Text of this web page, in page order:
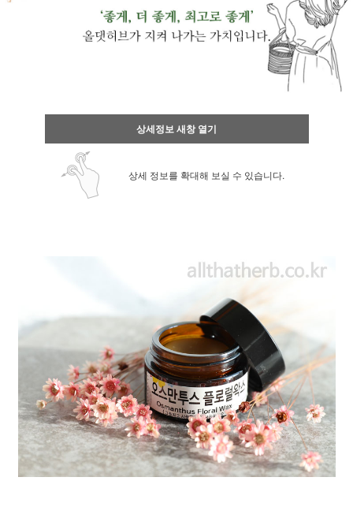
상세정보 새창 열기
상세 정보를 확대해 보실 수 있습니다.